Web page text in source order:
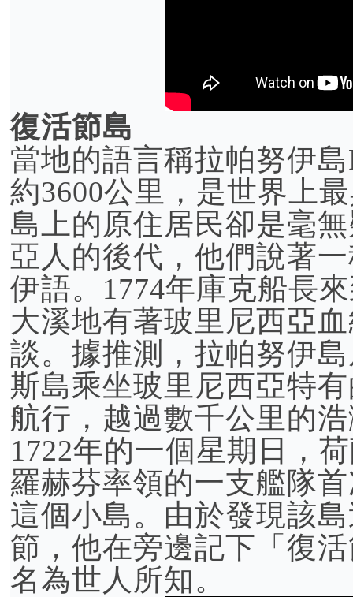
復活節島
當地的語言稱拉帕努伊
約3600公里，是世界上
島上的原住居民卻是毫
亞人的後代，他們說著
伊語。1774年庫克船長
大溪地有著玻里尼西亞
談。據推測，拉帕努伊
斯島乘坐玻里尼西亞特
航行，越過數千公里的
1722年的一個星期日，
羅赫芬率領的一支艦隊
這個小島。由於發現該
節，他在旁邊記下「復
名為世人所知。